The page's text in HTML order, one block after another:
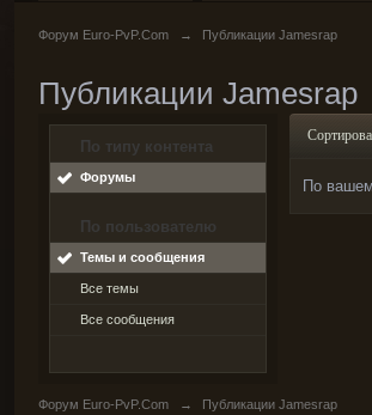
Форум Euro-PvP.Com → Публикации Jamesrap
Публикации Jamesrap
По типу контента
Форумы
По пользователю
Темы и сообщения
Все темы
Все сообщения
По
Форум Euro-PvP.Com → Публикации Jamesrap